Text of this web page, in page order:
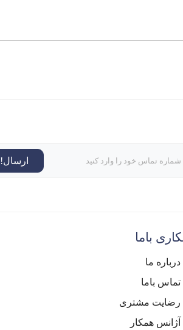
ارسال!
باما
درباره ما
تماس باما
رضایت مشتری
آژانس همکار